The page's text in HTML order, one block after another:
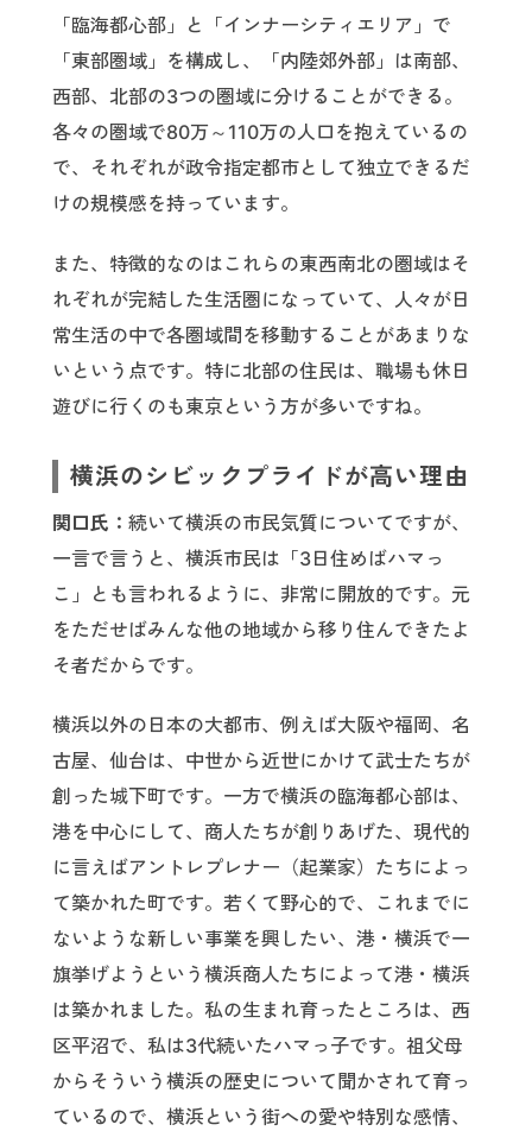
「臨海都心部」と「インナーシティエリア」で
「東部圏域」を構成し、「内陸郊外部」は南部、
西部、北部の3つの圏域に分けることができる。
各々の圏域で80万～110万の人口を抱えているの
で、それぞれが政令指定都市として独立できるだ
けの規模感を持っています。
また、特徴的なのはこれらの東西南北の圏域はそ
れぞれが完結した生活圏になっていて、人々が日
常生活の中で各圏域間を移動することがあまりな
いという点です。特に北部の住民は、職場も休日
遊びに行くのも東京という方が多いですね。
横浜のシビックプライドが高い理由
関口氏： 続いて横浜の市民気質についてですが、
一言で言うと、横浜市民は「3日住めばハマっ
こ」とも言われるように、非常に開放的です。元
をただせばみんな他の地域から移り住んできたよ
そ者だからです。
横浜以外の日本の大都市、例えば大阪や福岡、名
古屋、仙台は、中世から近世にかけて武士たちが
創った城下町です。一方で横浜の臨海都心部は、
港を中心にして、商人たちが創りあげた、現代的
に言えばアントレプレナー（起業家）たちによっ
て築かれた町です。若くて野心的で、これまでに
ないような新しい事業を興したい、港・横浜で一
旗挙げようという横浜商人たちによって港・横浜
は築かれました。私の生まれ育ったところは、西
区平沼で、私は3代続いたハマっ子です。祖父母
からそういう横浜の歴史について聞かされて育っ
ているので、横浜という街への愛や特別な感情、